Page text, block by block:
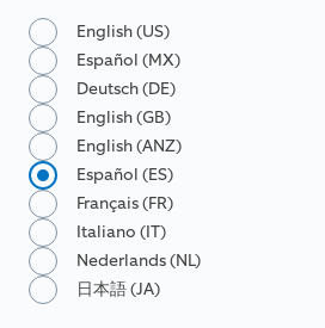
English (US)
Español (MX)
Deutsch (DE)
English (GB)
English (ANZ)
Español (ES)
Français (FR)
Italiano (IT)
Nederlands (NL)
日本語 (JA)